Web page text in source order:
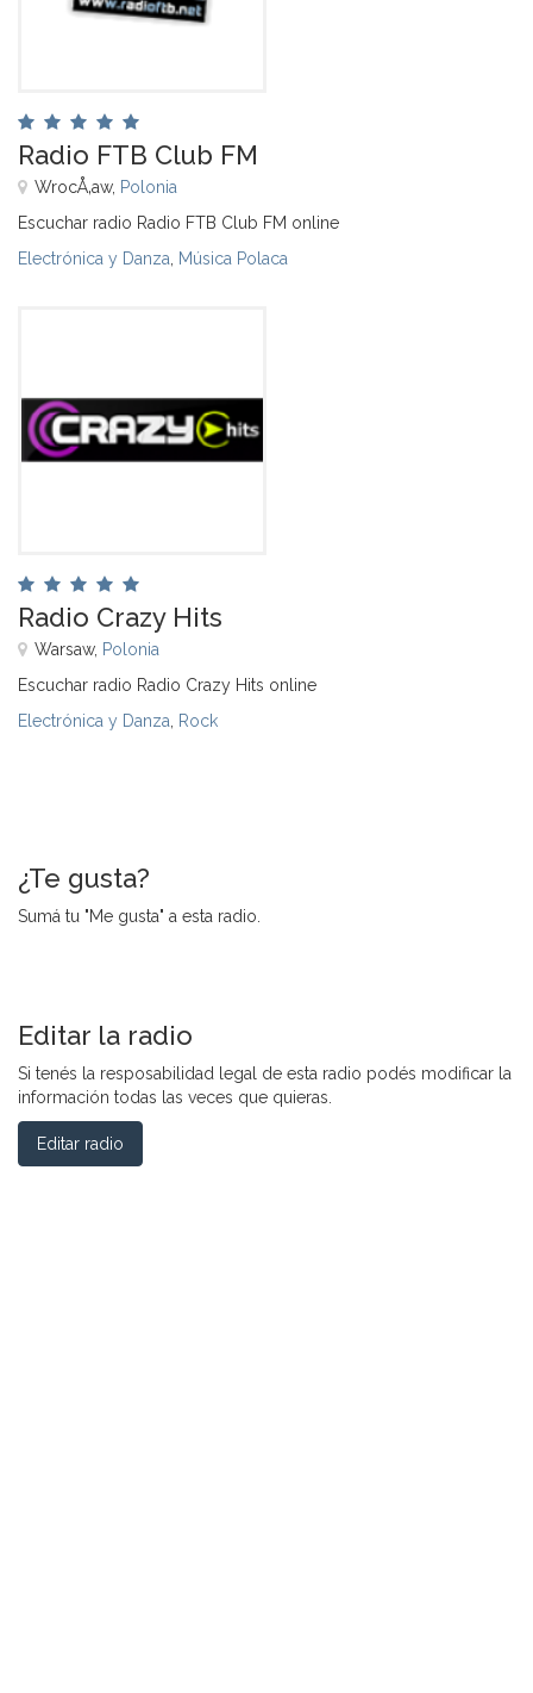
Radio FTB Club FM
WrocÅ‚aw, Polonia
Escuchar radio Radio FTB Club FM online
Electrónica y Danza Música Polaca
Radio Crazy Hits
Warsaw, Polonia
Escuchar radio Radio Crazy Hits online
Electrónica y Danza Rock
¿Te gusta?
Sumá tu "Me gusta" a esta radio.
Editar la radio
Si tenés la resposabilidad legal de esta radio podés modificar la
información todas las veces que quieras.
Editar radio